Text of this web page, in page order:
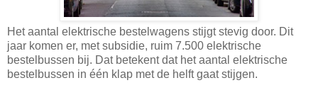
Het aantal elektrische bestelwagens stijgt stevig door. Dit
jaar komen er, met subsidie, ruim 7.500 elektrische
bestelbussen bij. Dat betekent dat het aantal elektrische
bestelbussen in één klap met de helft gaat stijgen.